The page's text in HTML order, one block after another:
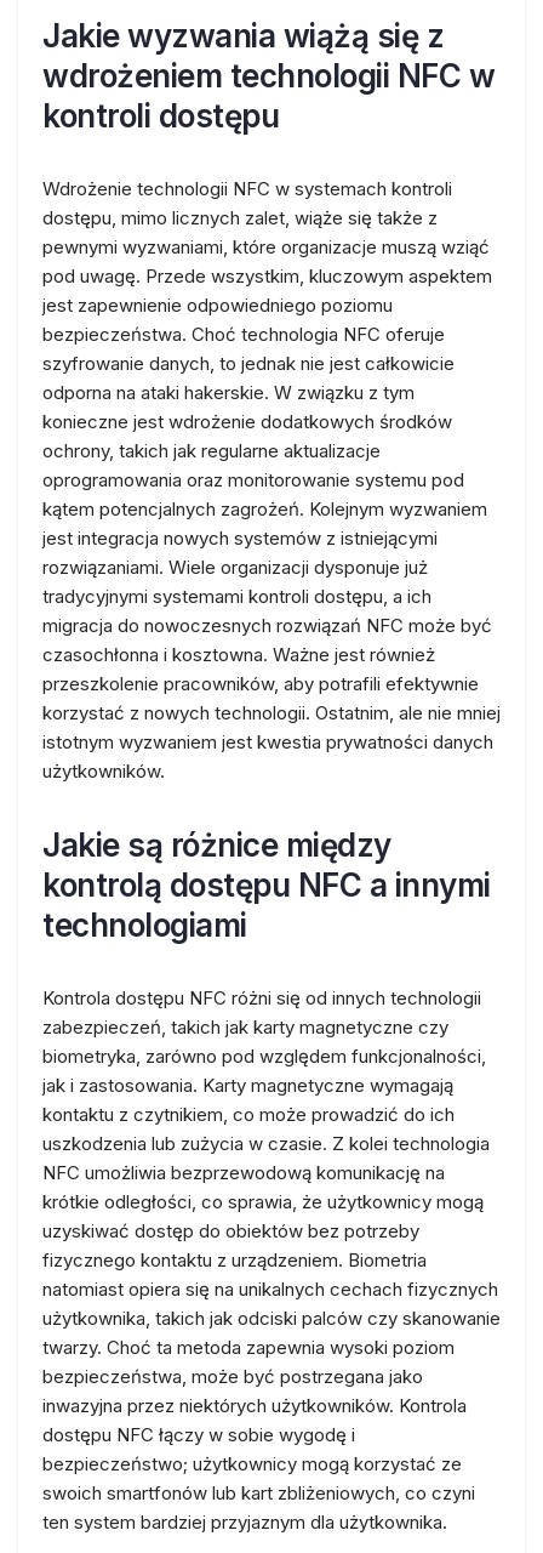
Jakie wyzwania wiążą się z
wdrożeniem technologii NFC w
kontroli dostępu
Wdrożenie technologii NFC w systemach kontroli
dostępu, mimo licznych zalet, wiąże się także z
pewnymi wyzwaniami, które organizacje muszą wziąć
pod uwagę. Przede wszystkim, kluczowym aspektem
jest zapewnienie odpowiedniego poziomu
bezpieczeństwa. Choć technologia NFC oferuje
szyfrowanie danych, to jednak nie jest całkowicie
odporna na ataki hakerskie. W związku z tym
konieczne jest wdrożenie dodatkowych środków
ochrony, takich jak regularne aktualizacje
oprogramowania oraz monitorowanie systemu pod
kątem potencjalnych zagrożeń. Kolejnym wyzwaniem
jest integracja nowych systemów z istniejącymi
rozwiązaniami. Wiele organizacji dysponuje już
tradycyjnymi systemami kontroli dostępu, a ich
migracja do nowoczesnych rozwiązań NFC może być
czasochłonna i kosztowna. Ważne jest również
przeszkolenie pracowników, aby potrafili efektywnie
korzystać z nowych technologii. Ostatnim, ale nie mniej
istotnym wyzwaniem jest kwestia prywatności danych
użytkowników.
Jakie są różnice między
kontrolą dostępu NFC a innymi
technologiami
Kontrola dostępu NFC różni się od innych technologii
zabezpieczeń, takich jak karty magnetyczne czy
biometryka, zarówno pod względem funkcjonalności,
jak i zastosowania. Karty magnetyczne wymagają
kontaktu z czytnikiem, co może prowadzić do ich
uszkodzenia lub zużycia w czasie. Z kolei technologia
NFC umożliwia bezprzewodową komunikację na
krótkie odległości, co sprawia, że użytkownicy mogą
uzyskiwać dostęp do obiektów bez potrzeby
fizycznego kontaktu z urządzeniem. Biometria
natomiast opiera się na unikalnych cechach fizycznych
użytkownika, takich jak odciski palców czy skanowanie
twarzy. Choć ta metoda zapewnia wysoki poziom
bezpieczeństwa, może być postrzegana jako
inwazyjna przez niektórych użytkowników. Kontrola
dostępu NFC łączy w sobie wygodę i
bezpieczeństwo; użytkownicy mogą korzystać ze
swoich smartfonów lub kart zbliżeniowych, co czyni
ten system bardziej przyjaznym dla użytkownika.